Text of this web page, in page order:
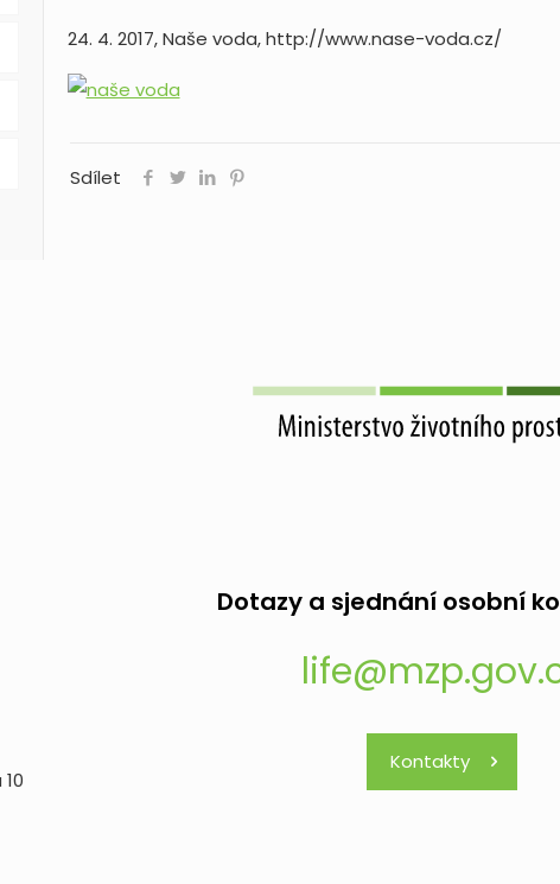
24. 4. 2017, Naše voda, http://www.nase-voda.cz/
Sdílet
Dotazy a sjednání osobní
Kontakty